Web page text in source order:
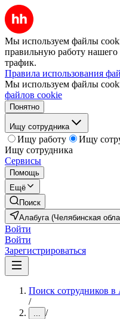
Мы используем файлы
правильную работу нашего
трафик.
Правила использования
Мы используем файлы
файлов cookie
Понятно
Ищу сотрудника
Ищу работу
Ищу
Ищу сотрудника
Сервисы
Помощь
Ещё
Поиск
Алабуга (Челябинская
Войти
Войти
Зарегистрироваться
Поиск сотрудников в
/
... /